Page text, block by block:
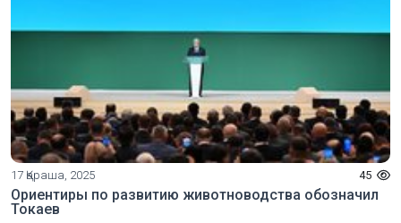
17 Қараша, 2025 45
Ориентиры по развитию животноводства обозначил
Токаев